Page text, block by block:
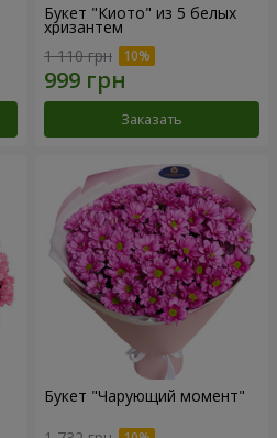
Букет "Киото" из 5 белых
хризантем
1 110 грн
Заказать
Букет "Чарующий момент"